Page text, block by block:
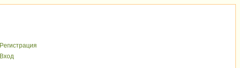
Peгиcтрaция
Вхoд